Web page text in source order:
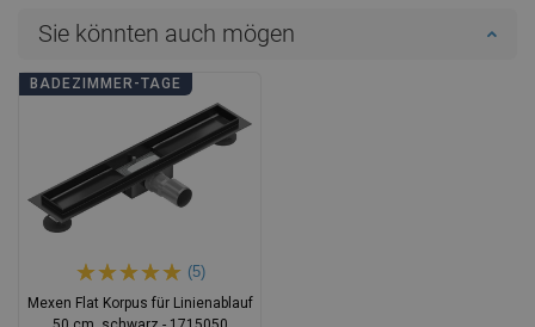
Sie könnten auch mögen
BADEZIMMER-TAGE
(5)
Mexen Flat Korpus für Linienablauf